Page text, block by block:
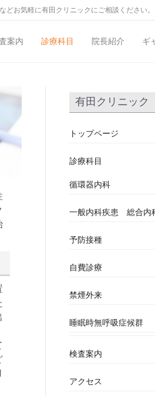
お気軽に有田クリニックにご相談ください。
案内 診療科目 院長紹介 ギ
有田クリニック
トップページ
診療科目
循環器内科
一般内科疾患 総合内
予防接種
自費診療
禁煙外来
睡眠時無呼吸症候群
検査案内
アクセス